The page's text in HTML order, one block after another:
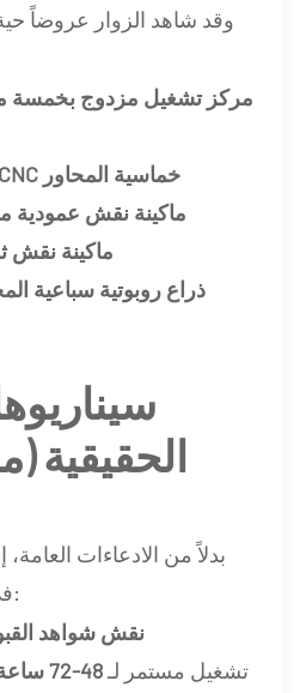
وقد شاهد الزوار عروضاً حية
مركز تشغيل مزدوج بخمسة
ماكينة نقش الأحجار CNC خماسية المحاور
ماكينة نقش عمودية
ماكينة نقش
ذراع روبوتية سباعية
الحقيقية
بدلاً من الادعاءات
في بيئات العالم الحقيقي:
نقش شواهد
→ تشغيل مستمر لـ48-72 ساعة